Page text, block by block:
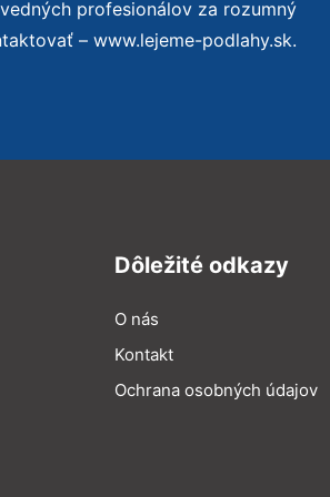
profesionálov za rozumný
– www.lejeme-podlahy.sk.
Dôležité odkazy
O nás
Kontakt
Ochrana osobných údajov